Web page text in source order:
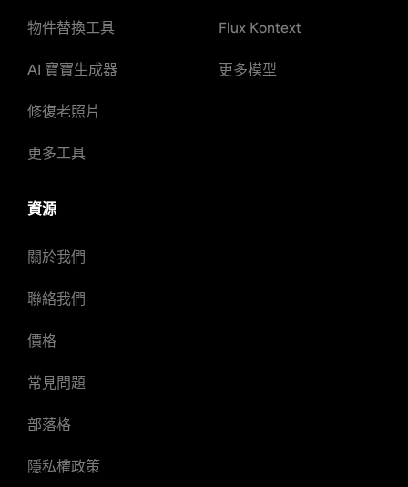
物件替換工具
AI 寶寶生成器
修復老照片
更多工具
Flux Kontext
更多模型
資源
關於我們
聯絡我們
價格
常見問題
部落格
隱私權政策